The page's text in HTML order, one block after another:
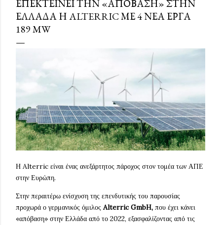
ΕΠΕΚΤΕΊΝΕΙ ΤΗΝ «ΑΠΌΒΑΣΗ» ΣΤΗΝ
ΕΛΛΆΔΑ Η ALTERRIC ΜΕ 4 ΝΈΑ ΈΡΓΑ
189 MW
Η Alterric είναι ένας ανεξάρτητος πάροχος στον τομέα των ΑΠΕ
στην Ευρώπη.
Στην περαιτέρω ενίσχυση της επενδυτικής του παρουσίας
προχωρά ο γερμανικός όμιλος Alterric GmbH, που έχει κάνει
«απόβαση» στην Ελλάδα από το 2022, εξασφαλίζοντας από τις